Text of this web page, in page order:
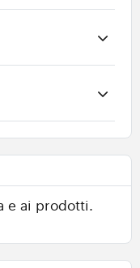
e ai prodotti.